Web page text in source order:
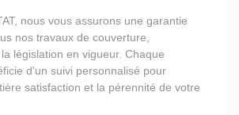
nous vous assurons une garantie
nos travaux de couverture,
législation en vigueur. Chaque
d'un suivi personnalisé pour
satisfaction et la pérennité de votre